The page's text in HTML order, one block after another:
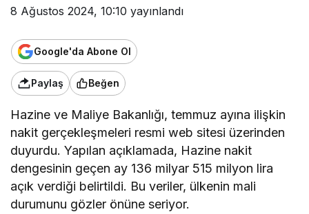
8 Ağustos 2024, 10:10 yayınlandı
Google'da Abone Ol
Paylaş Beğen
Hazine ve Maliye Bakanlığı, temmuz ayına ilişkin
nakit gerçekleşmeleri resmi web sitesi üzerinden
duyurdu. Yapılan açıklamada, Hazine nakit
dengesinin geçen ay 136 milyar 515 milyon lira
açık verdiği belirtildi. Bu veriler, ülkenin mali
durumunu gözler önüne seriyor.